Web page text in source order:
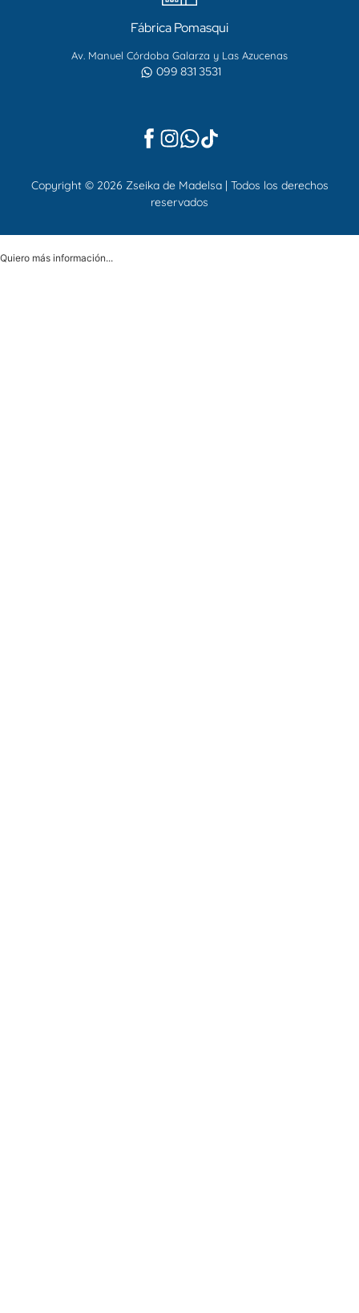
Fábrica Pomasqui
Av. Manuel Córdoba Galarza y Las Azucenas
099 831 3531
Copyright © 2026 Zseika de Madelsa | Todos los derechos
reservados
Quiero más información...